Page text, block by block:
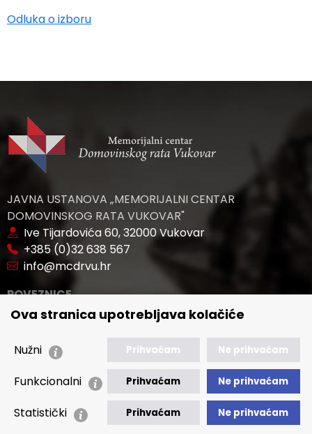
Ova stranica upotrebljava kolačiće
Nužni Prihvaćam Ne prihvaćam
Funkcionalni Prihvaćam Ne prihvaćam
Statistički Prihvaćam Ne prihvaćam
Odluka o izboru
JAVNA USTANOVA „MEMORIJALNI CENTAR
DOMOVINSKOG RATA VUKOVAR"
Ive Tijardovića 60, 32000 Vukovar
+385 (0)32 638 567
info@mcdrvu.hr
POVEZNICE
🢒 Novosti
🢒 Natječaji
🢒 Javna nabava
🢒 Izvještaji